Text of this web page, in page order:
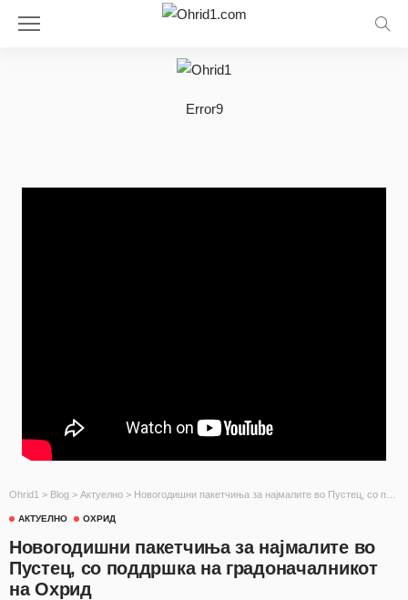
Error9
Ohrid1 > Blog > Актуелно > Новогодишни пакетчиња за најмалите во Пустец, со поддршка на градоначалникот на Охрид
АКТУЕЛНО ОХРИД
Новогодишни пакетчиња за најмалите во
Пустец, со поддршка на градоначалникот
на Охрид